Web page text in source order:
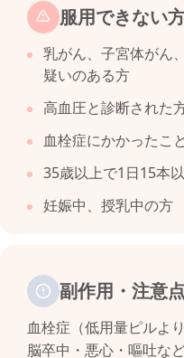
服用できない
乳がん、子宮体がん
疑いのある方
高血圧と診断された
血栓症にかかったこ
35歳以上で1日15本
妊娠中、授乳中の方
副作用・注意点
血栓症（低用量ピルよ
脳卒中・悪心・嘔吐な